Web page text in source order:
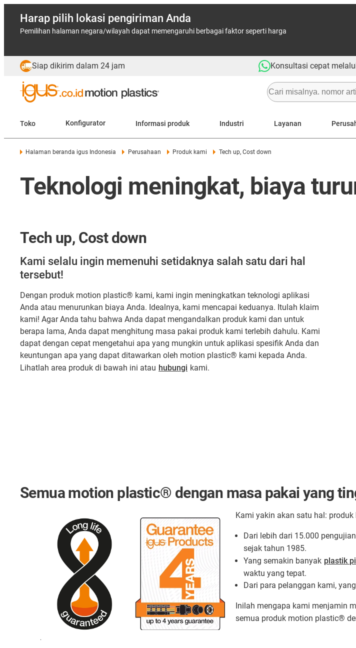
Harap pilih lokasi pengiriman Anda
Pemilihan halaman negara/wilayah dapat memengaruhi berbagai faktor seperti harga
Siap dikirim dalam 24 jam Konsultasi cepat
Toko Konfigurator Informasi produk Industri Layanan
Halaman beranda igus Indonesia Perusahaan Produk kami Tech up, Cost down
Teknologi meningkat, biaya
Tech up, Cost down
Kami selalu ingin memenuhi setidaknya salah satu dari hal
tersebut!
Dengan produk motion plastic® kami, kami ingin meningkatkan teknologi aplikasi
Anda atau menurunkan biaya Anda. Idealnya, kami mencapai keduanya. Itulah klaim
kami! Agar Anda tahu bahwa Anda dapat mengandalkan produk kami dan untuk
berapa lama, Anda dapat menghitung masa pakai produk kami terlebih dahulu. Kami
dapat dengan cepat mengetahui apa yang mungkin untuk aplikasi spesifik Anda dan
keuntungan apa yang dapat ditawarkan oleh motion plastic® kami kepada Anda.
Lihatlah area produk di bawah ini atau hubungi kami.
Semua motion plastic® dengan masa pakai yang
.
Kami yakin akan satu hal:
Dari lebih dari 15.000
sejak tahun 1985.
Yang semakin banyak plastik
waktu yang tepat.
Dari para pelanggan kami,
Inilah mengapa kami menjamin
semua produk motion plastic®